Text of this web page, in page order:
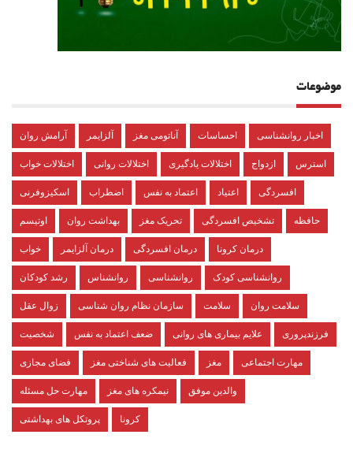
موضوعات
آرامش روان آلزایمر آناتومی مغز احساسات اخبار روانشناسی
اختلالات خواب اختلالات روانی اختلالات یادگیری ازدواج استرس
اسکیزوفرنی اضطراب اعتماد به نفس اعتیاد افسردگی
اوتیسم بهداشت روان تحریک مغز تشخیص افسردگی حافظه
خواب درمان آلزایمر درمان افسردگی درمان کرونا
رشد کودکان روانشناس روانشناسی روانشناسی کودک
زوال عقل سازمان نظام روان شناسی سلامت سلامت روان
شخصیت ضعف اعتماد به نفس علایم بیماری های روانی فرزندپروری
فضای مجازی فعالیت های شناختی مغز مغز مهارت اجتماعی
مهارت حل مسئله نیمکره های مغز والدین موفق
پروتکل های بهداشتی کرونا